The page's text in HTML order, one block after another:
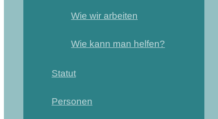
Wie wir arbeiten
Wie kann man helfen?
Statut
Personen